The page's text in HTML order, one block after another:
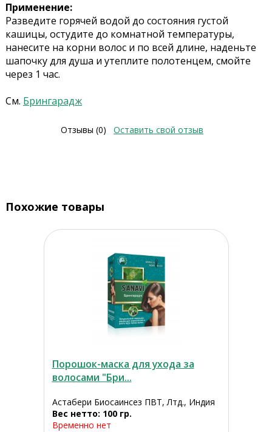
Применение:
Разведите горячей водой до состояния густой
кашицы, остудите до комнатной температуры,
нанесите на корни волос и по всей длине, наденьте
шапочку для душа и утеплите полотенцем, смойте
через 1 час.
См. Брингарадж
Отзывы (0) Оставить свой отзыв
Похожие товары
Порошок-маска для ухода за
волосами "Бри...
Астабери Биосаинсез ПВТ, Лтд., Индия
Вес нетто: 100 гр.
Временно нет